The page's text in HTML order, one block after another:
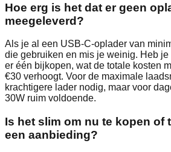
Hoe erg is het dat er geen
meegeleverd?
Als je al een USB‑C-oplader van
die gebruiken en mis je weinig. Heb
er één bijkopen, wat de totale kosten
€30 verhoogt. Voor de maximale
krachtigere lader nodig, maar voor
30W ruim voldoende.
Is het slim om nu te kopen of
een aanbieding?